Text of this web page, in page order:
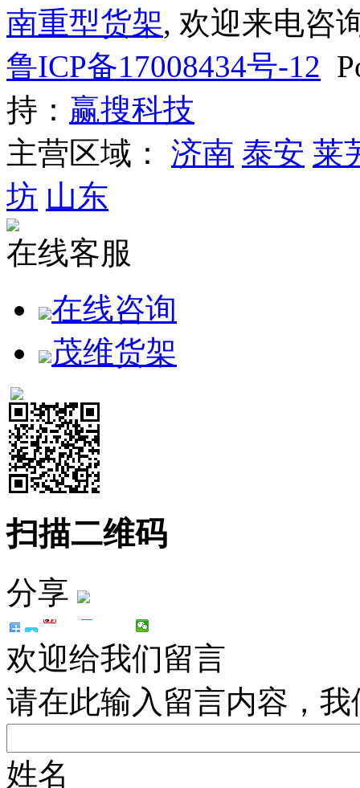
南重型货架, 欢迎来电咨
鲁ICP备17008434号-12
持： 赢搜科技
主营区域： 济南 泰安 莱
坊 山东
在线客服
在线咨询
茂维货架
扫描二维码
分享
欢迎给我们留言
请在此输入留言内容，
姓名